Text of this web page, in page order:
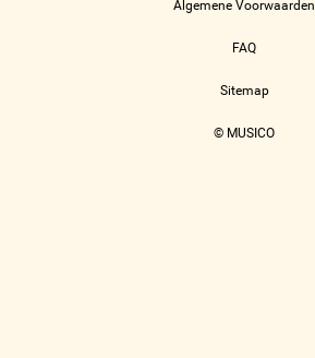
Algemene Voorwaarden
FAQ
Sitemap
© MUSICO